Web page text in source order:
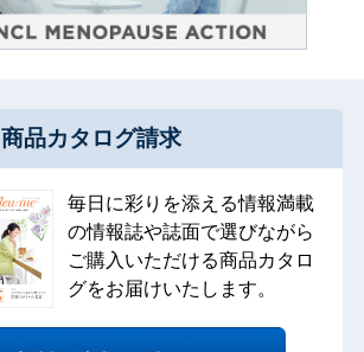
商品カタログ請求
毎日に彩りを添える情報満載
の情報誌や誌面で選びながら
ご購入いただける商品カタロ
グをお届けいたします。